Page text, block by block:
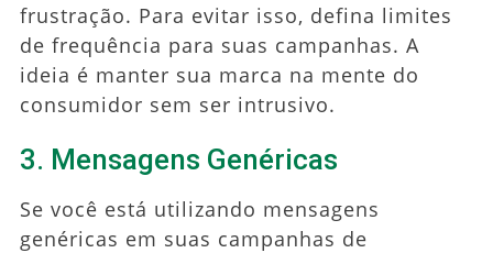
frustração. Para evitar isso, defina limites
de frequência para suas campanhas. A
ideia é manter sua marca na mente do
consumidor sem ser intrusivo.
3. Mensagens Genéricas
Se você está utilizando mensagens
genéricas em suas campanhas de